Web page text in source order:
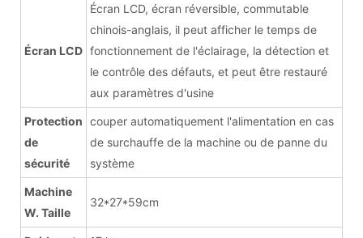
Écran LCD
Écran LCD, écran réversible, commutable
chinois-anglais, il peut afficher le temps de
fonctionnement de l'éclairage, la détection et
le contrôle des défauts, et peut être restauré
aux paramètres d'usine
Protection
de
sécurité
couper automatiquement l'alimentation en cas
de surchauffe de la machine ou de panne du
système
Machine
W. Taille
32*27*59cm